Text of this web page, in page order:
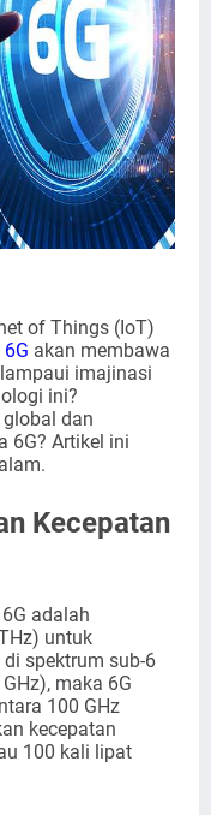
of Things (IoT)
6G akan membawa
imajinasi
ini?
dan
6G? Artikel ini
Kecepatan
adalah
untuk
spektrum sub-6
maka 6G
100 GHz
kecepatan
100 kali lipat